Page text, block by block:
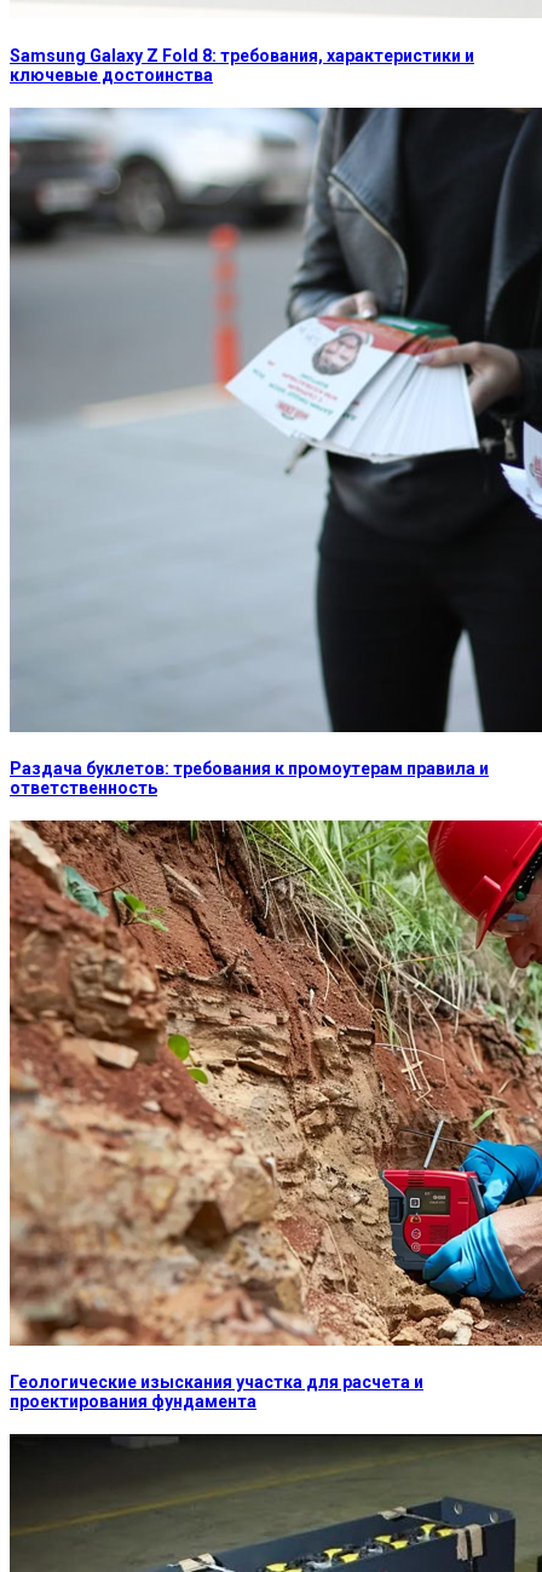
Samsung Galaxy Z Fold 8: требования, характеристики и
ключевые достоинства
Раздача буклетов: требования к промоутерам правила и
ответственность
Геологические изыскания участка для расчета и
проектирования фундамента